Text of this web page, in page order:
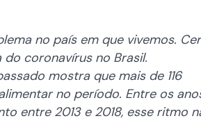
no país em que vivemos.
coronavírus no Brasil.
mostra que mais de 116
no período. Entre os
entre 2013 e 2018, esse ritmo